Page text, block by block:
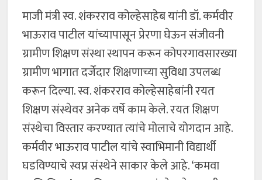
माजी मंत्री स्व. शंकरराव कोल्हेसाहेब यांनी डॉ. कर्मवीर
भाऊराव पाटील यांच्यापासून प्रेरणा घेऊन संजीवनी
ग्रामीण शिक्षण संस्था स्थापन करून कोपरगावसारख्या
ग्रामीण भागात दर्जेदार शिक्षणाच्या सुविधा उपलब्ध
करून दिल्या. स्व. शंकरराव कोल्हेसाहेबांनी रयत
शिक्षण संस्थेवर अनेक वर्षे काम केले. रयत शिक्षण
संस्थेचा विस्तार करण्यात त्यांचे मोलाचे योगदान आहे.
कर्मवीर भाऊराव पाटील यांचे स्वाभिमानी विद्यार्थी
घडविण्याचे स्वप्न संस्थेने साकार केले आहे. ‘कमवा